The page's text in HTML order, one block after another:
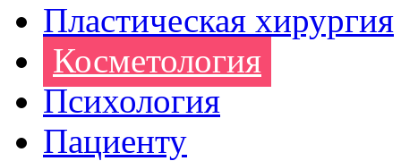
Пластическая хирургия
Косметология
Психология
Пациенту